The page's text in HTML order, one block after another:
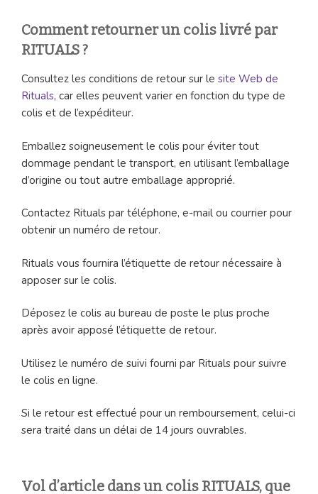
Comment retourner un colis livré par
RITUALS ?
Consultez les conditions de retour sur le site Web de
Rituals, car elles peuvent varier en fonction du type de
colis et de l’expéditeur.
Emballez soigneusement le colis pour éviter tout
dommage pendant le transport, en utilisant l’emballage
d’origine ou tout autre emballage approprié.
Contactez Rituals par téléphone, e-mail ou courrier pour
obtenir un numéro de retour.
Rituals vous fournira l’étiquette de retour nécessaire à
apposer sur le colis.
Déposez le colis au bureau de poste le plus proche
après avoir apposé l’étiquette de retour.
Utilisez le numéro de suivi fourni par Rituals pour suivre
le colis en ligne.
Si le retour est effectué pour un remboursement, celui-ci
sera traité dans un délai de 14 jours ouvrables.
Vol d’article dans un colis RITUALS, que